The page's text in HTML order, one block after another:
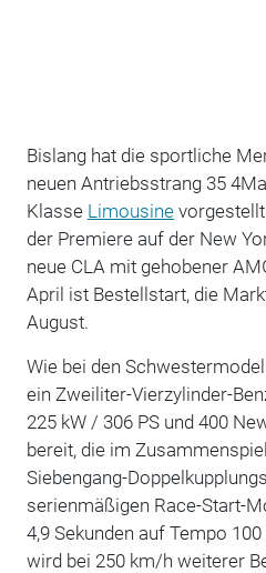
Bislang hat die sportliche
neuen Antriebsstrang 35
Klasse Limousine
der Premiere auf der New
neue CLA mit gehobener
April ist Bestellstart, die
August.
Wie bei den
ein Zweiliter-Vierzylinder-
225 kW / 306 PS und 400
bereit, die im
Siebengang-
serienmäßigen Race-Start-
4,9 Sekunden auf Tempo
wird bei 250 km/h weiterer